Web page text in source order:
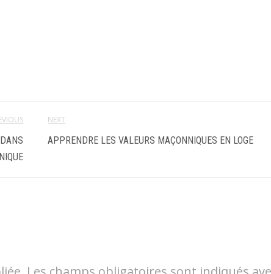
NEXT
APPRENDRE LES VALEURS MAÇONNIQUES EN LOGE